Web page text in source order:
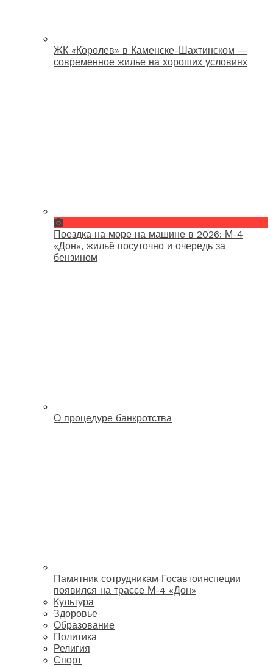
ЖК «Королев» в Каменске-Шахтинском —
современное жилье на хороших условиях
Поездка на море на машине в 2026: М-4
«Дон», жильё посуточно и очередь за
бензином
О процедуре банкротства
Памятник сотрудникам Госавтоинспеции
появился на трассе М-4 «Дон»
Культура
Здоровье
Образование
Политика
Религия
Спорт